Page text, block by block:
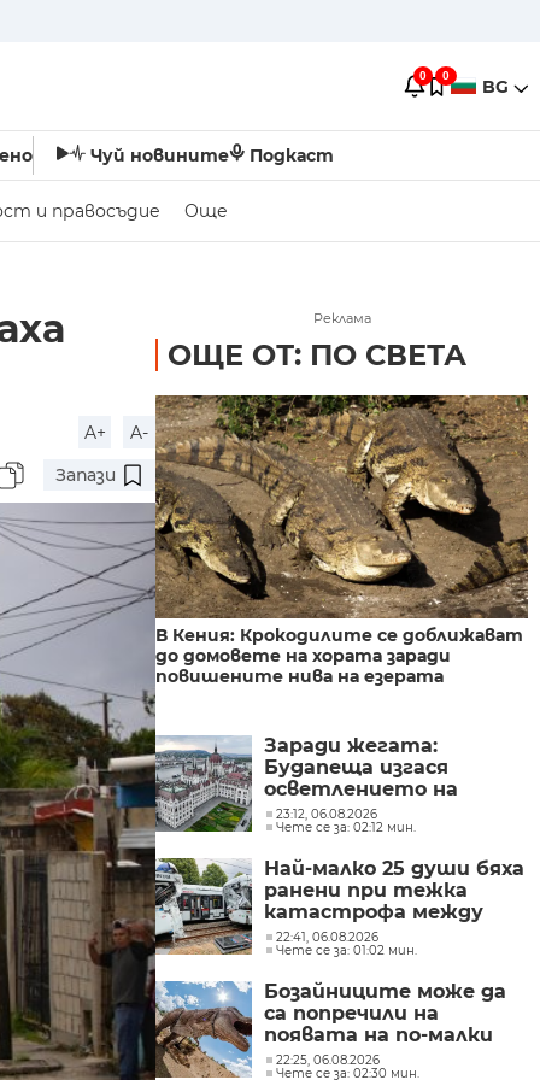
0 0 BG
Чуй новините Подкаст
и правосъдие Още
A+
A-
Запази
Реклама
ОЩЕ ОТ: ПО СВЕТА
В Кения: Крокодилите се доближават
до домовете на хората заради
повишените нива на езерата
Заради жегата:
Будапеща изгася
осветлението на
историческите си
забележителности, за
да пести енергия
23:12, 06.08.2026
Чете се за: 02:12 мин.
Най-малко 25 души бяха
ранени при тежка
катастрофа между
трамваи в западната
част на Германия
22:41, 06.08.2026
Чете се за: 01:02 мин.
Бозайниците може да
са попречили на
появата на по-малки
като размер динозаври
22:25, 06.08.2026
Чете се за: 02:30 мин.